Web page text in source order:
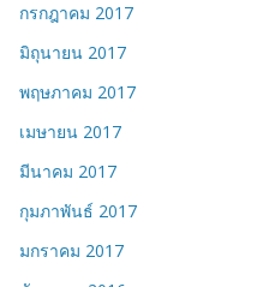
กรกฎาคม 2017
มิถุนายน 2017
พฤษภาคม 2017
เมษายน 2017
มีนาคม 2017
กุมภาพันธ์ 2017
มกราคม 2017